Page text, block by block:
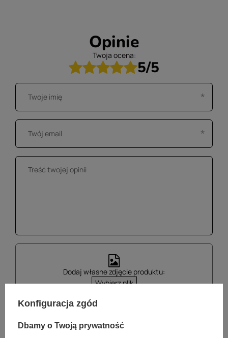
Opinie
Twoja ocena:
5/5
Dodaj własne zdjęcie produktu:
Wybierz plik
Wyślij opinię
Konfiguracja zgód
Dbamy o Twoją prywatność